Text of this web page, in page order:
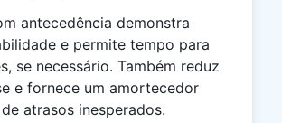
antecedência demonstra
e permite tempo para
se necessário. Também reduz
e fornece um amortecedor
atrasos inesperados.